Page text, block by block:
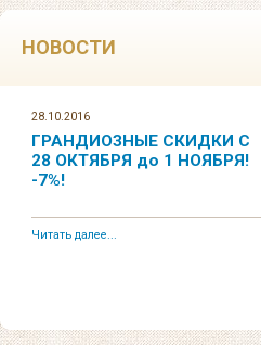
НОВОСТИ
28.10.2016
ГРАНДИОЗНЫЕ СКИДКИ С
28 ОКТЯБРЯ до 1 НОЯБРЯ!
-7%!
Читать далее...